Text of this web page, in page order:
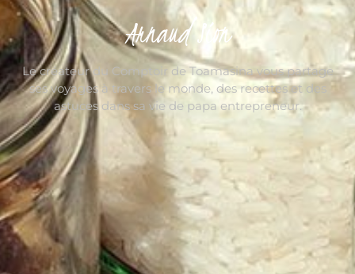
Arnaud Sion
Le créateur du Comptoir de Toamasina vous partage
ses voyages à travers le monde, des recettes et des
astuces dans sa vie de papa entrepreneur.